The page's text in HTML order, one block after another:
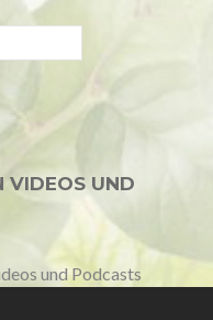
VIDEOS UND